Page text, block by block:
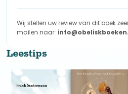
met het lezen. En wauw wat een
aangekomen. Daar wil ik flink wat
voor mij de trigger om dit boek te
Alefs voor dit inspirerende en
Wij stellen uw review van dit boek
mailen naar:
Leestips